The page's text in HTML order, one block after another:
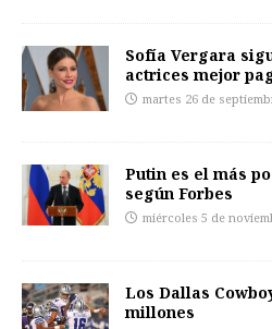
Sofía Vergara
actrices mejor
martes 26 de
Putin es el más
según Forbes
miércoles 5 de
Los Dallas
millones